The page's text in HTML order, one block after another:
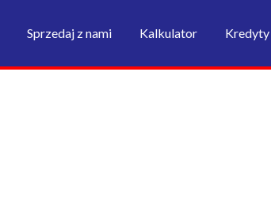
Sprzedaj z nami Kalkulator Kredyty